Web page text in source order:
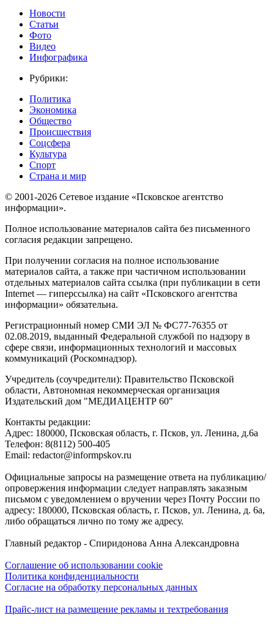
Новости
Статьи
Фото
Видео
Инфографика
Рубрики:
Политика
Экономика
Общество
Происшествия
Соцсфера
Культура
Спорт
Страна и мир
© 2001-2026 Сетевое издание «Псковское агентство
информации».
Полное использование материалов сайта без письменного
согласия редакции запрещено.
При получении согласия на полное использование
материалов сайта, а также при частичном использовании
отдельных материалов сайта ссылка (при публикации в сети
Internet — гиперссылка) на сайт «Псковского агентства
информации» обязательна.
Регистрационный номер СМИ ЭЛ № ФС77-76355 от
02.08.2019, выданный Федеральной службой по надзору в
сфере связи, информационных технологий и массовых
коммуникаций (Роскомнадзор).
Учредитель (соучредители): Правительство Псковской
области, Автономная некоммерческая организация
Издательский дом "МЕДИАЦЕНТР 60"
Контакты редакции:
Адреc: 180000, Псковская область, г. Псков, ул. Ленина, д.6а
Телефон: 8(8112) 500-405
Email: redactor@informpskov.ru
Официальные запросы на размещение ответа на публикацию/
опровержения информации следует направлять заказным
письмом с уведомлением о вручении через Почту России по
адресу: 180000, Псковская область, г. Псков, ул. Ленина, д. 6а,
либо обращаться лично по тому же адресу.
Главный редактор - Спиридонова Анна Александровна
Соглашение об использовании cookie
Политика конфиденциальности
Согласие на обработку персональных данных
Прайс-лист на размещение рекламы и техтребования